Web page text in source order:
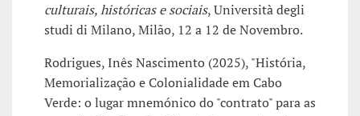
culturais, históricas e sociais, Università degli
studi di Milano, Milão, 12 a 12 de Novembro.
Rodrigues, Inês Nascimento (2025), "História,
Memorialização e Colonialidade em Cabo
Verde: o lugar mnemónico do "contrato" para as